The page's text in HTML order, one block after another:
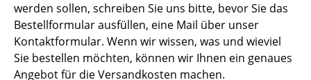
werden sollen, schreiben Sie uns bitte, bevor Sie das
Bestellformular ausfüllen, eine Mail über unser
Kontaktformular. Wenn wir wissen, was und wieviel
Sie bestellen möchten, können wir Ihnen ein genaues
Angebot für die Versandkosten machen.